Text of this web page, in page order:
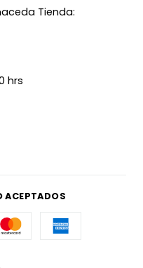
Tienda:
hrs
ACEPTADOS